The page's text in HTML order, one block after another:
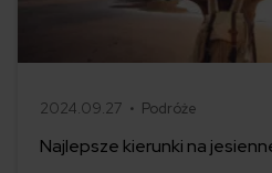
2024.09.27 • Podróże
Najlepsze kierunki na